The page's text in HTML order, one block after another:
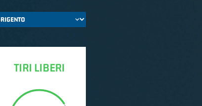
TIRI LIBERI